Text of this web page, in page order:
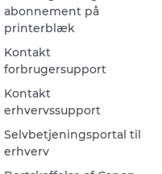
abonnement på
printerblæk
Kontakt
forbrugersupport
Kontakt
erhvervssupport
Selvbetjeningsportal til
erhverv